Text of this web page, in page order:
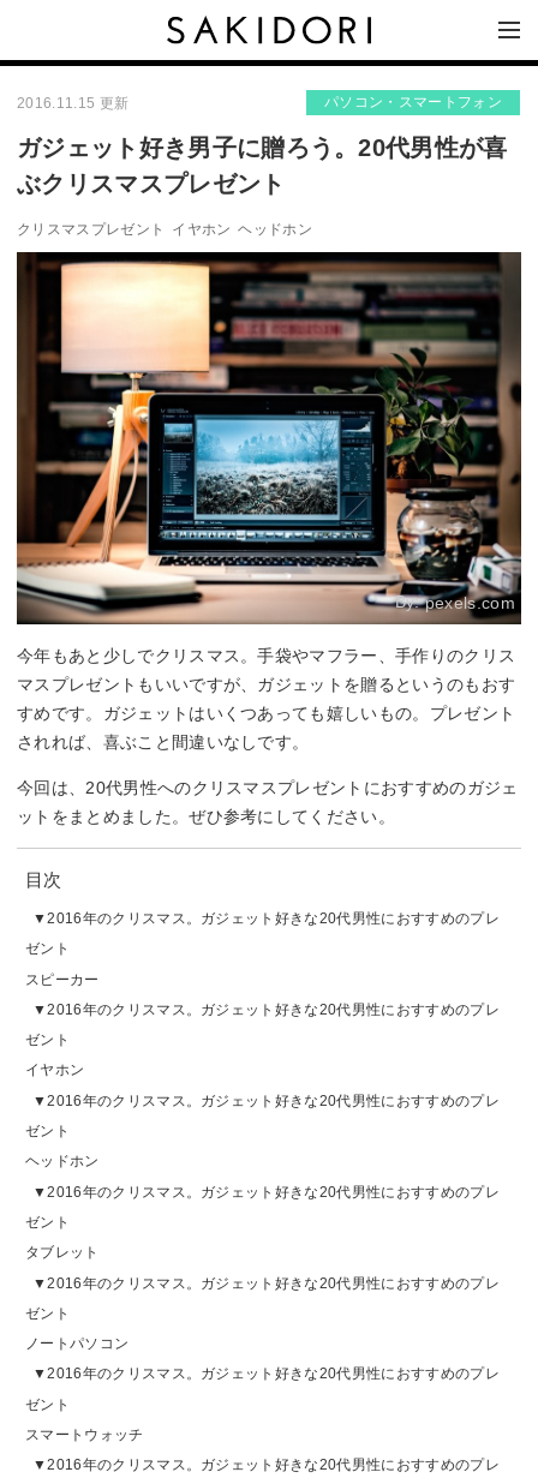
2016.11.15 更新 パソコン・スマートフォン
ガジェット好き男子に贈ろう。20代男性が喜
ぶクリスマスプレゼント
クリスマスプレゼント イヤホン ヘッドホン
By:pexels.com
今年もあと少しでクリスマス。手袋やマフラー、手作りのクリス
マスプレゼントもいいですが、ガジェットを贈るというのもおす
すめです。ガジェットはいくつあっても嬉しいもの。プレゼント
されれば、喜ぶこと間違いなしです。
今回は、20代男性へのクリスマスプレゼントにおすすめのガジェ
ットをまとめました。ぜひ参考にしてください。
目次
2016年のクリスマス。ガジェット好きな20代男性におすすめのプレ
ゼント
スピーカー
2016年のクリスマス。ガジェット好きな20代男性におすすめのプレ
ゼント
イヤホン
2016年のクリスマス。ガジェット好きな20代男性におすすめのプレ
ゼント
ヘッドホン
2016年のクリスマス。ガジェット好きな20代男性におすすめのプレ
ゼント
タブレット
2016年のクリスマス。ガジェット好きな20代男性におすすめのプレ
ゼント
ノートパソコン
2016年のクリスマス。ガジェット好きな20代男性におすすめのプレ
ゼント
スマートウォッチ
2016年のクリスマス。ガジェット好きな20代男性におすすめのプレ